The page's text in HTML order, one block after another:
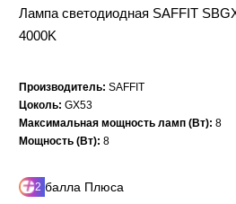
Лампа светодиодная SAFFIT
4000K
Производитель: SAFFIT
Цоколь: GX53
Максимальная мощность ламп (Вт): 8
Мощность (Вт): 8
2 балла Плюса